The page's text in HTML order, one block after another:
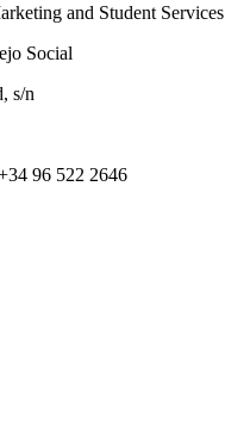
and Student Services
Social
s/n
96 522 2646